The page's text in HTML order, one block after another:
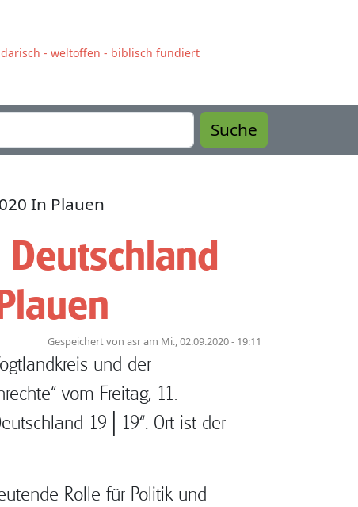
- weltoffen - biblisch fundiert
In Plauen
Gespeichert von asram Mi., 02.09.2020 - 19:11
und der
vom Freitag, 11.
19│19“. Ort ist der
Rolle für Politik und